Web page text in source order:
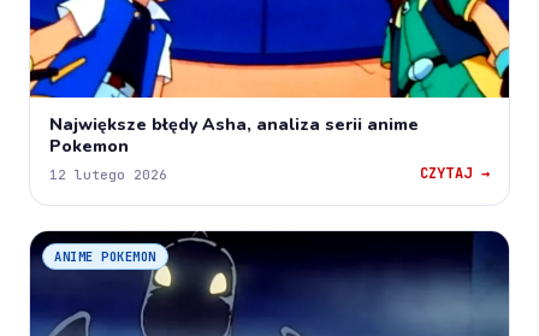
Największe błędy Asha, analiza serii anime
Pokemon
12 lutego 2026 CZYTAJ →
ANIME POKEMON